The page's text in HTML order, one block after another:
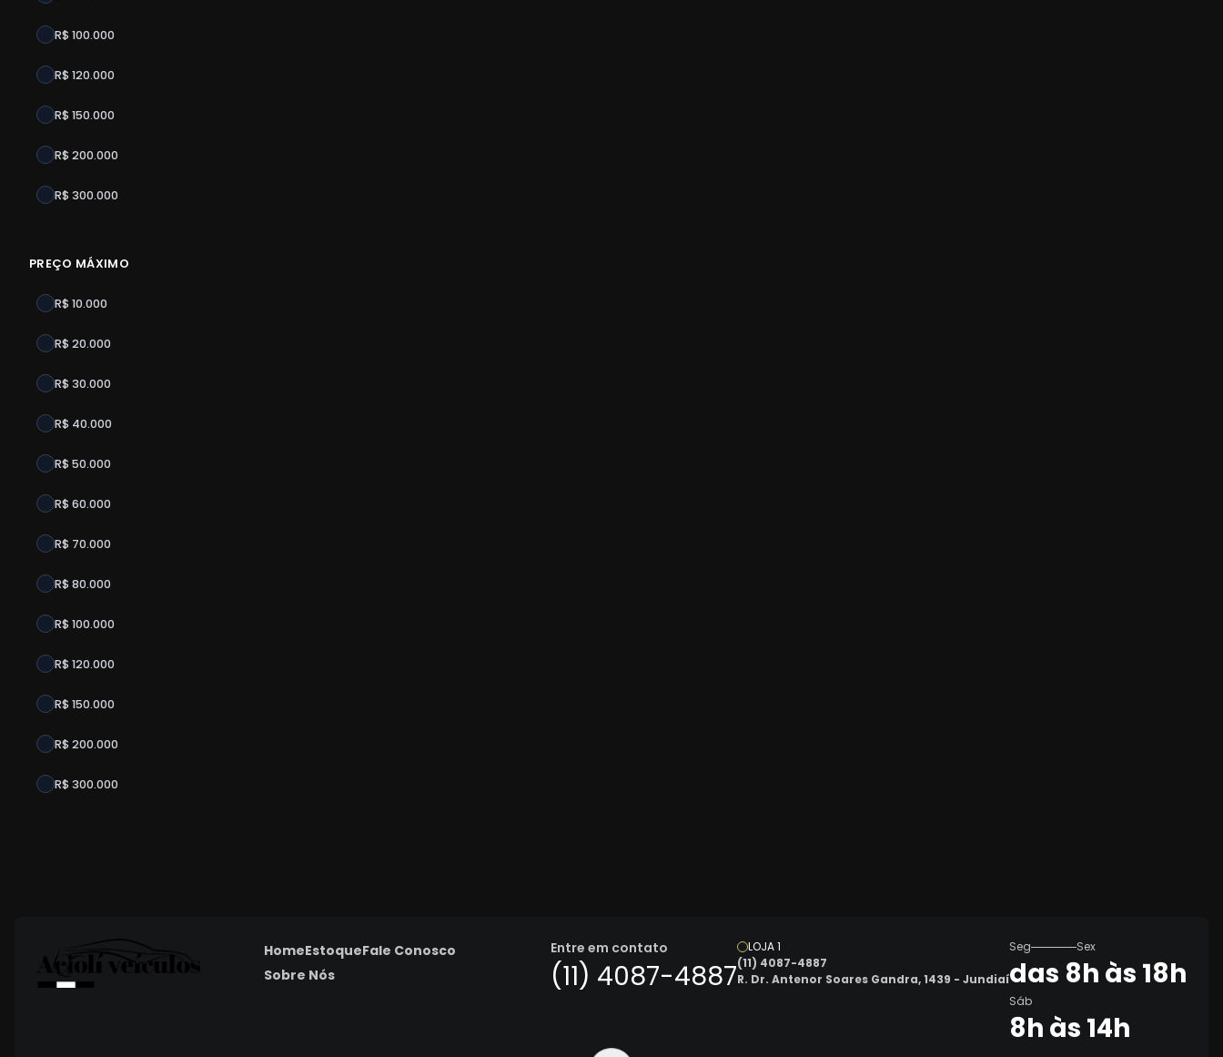
R$ 100.000
R$ 120.000
R$ 150.000
R$ 200.000
R$ 300.000
PREÇO MÁXIMO
R$ 10.000
R$ 20.000
R$ 30.000
R$ 40.000
R$ 50.000
R$ 60.000
R$ 70.000
R$ 80.000
R$ 100.000
R$ 120.000
R$ 150.000
R$ 200.000
R$ 300.000
HomeEstoqueFale Conosco
Sobre Nós
Entre em contato
(11) 4087-4887
LOJA 1
(11) 4087-4887
R. Dr. Antenor Soares Gandra, 1439 - Jundiaí
Seg Sex
das 8h às 18h
Sáb
8h às 14h